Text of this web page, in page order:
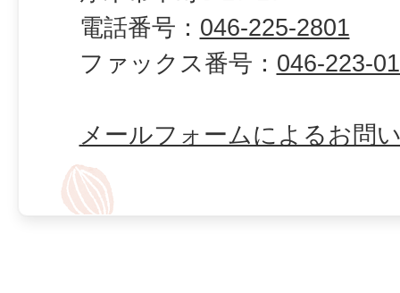
電話番号： 046-225-2801
ファックス番号： 046-223-
メールフォームによるお問